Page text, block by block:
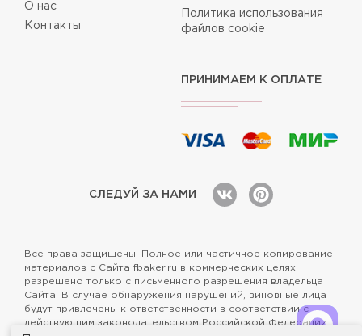
О нас
Контакты
Политика использования
файлов cookie
ПРИНИМАЕМ К ОПЛАТЕ
СЛЕДУЙ ЗА НАМИ
Все права защищены. Полное или частичное копирование
материалов с Сайта fbaker.ru в коммерческих целях
разрешено только с письменного разрешения владельца
Сайта. В случае обнаружения нарушений, виновные лица
будут привлечены к ответственности в соответствии с
действующим законодательством Российской Федерации.